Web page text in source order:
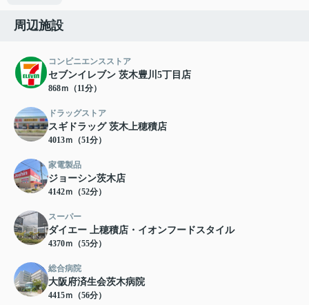
周辺施設
コンビニエンスストア
セブンイレブン 茨木豊川5丁目店
868ｍ（11分）
ドラッグストア
スギドラッグ 茨木上穂積店
4013ｍ（51分）
家電製品
ジョーシン茨木店
4142ｍ（52分）
スーパー
ダイエー 上穂積店・イオンフードスタイル
4370ｍ（55分）
総合病院
大阪府済生会茨木病院
4415ｍ（56分）